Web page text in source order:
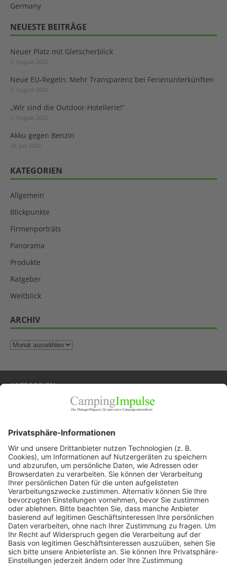
Germany
NEUESTE BEITRÄGE
Neuer Platz mit Gletscherblick
3. August 2026
Neue EU-Regeln: Mehr Transparenz bei Ferienunterkünften
2. August 2026
„Wir sind die Outdoor-Hotellerie!“
1. August 2026
Akku gegen Benzin
29. Juli 2026
KATEGORIEN
Allgemein
Blickpunkte
Firmenporträts
Panorama
Produkte
Ratgeber
Weitblick
ARCHIV
KATEGORIEN
Firmenporträts
Panorama
Produkte
Ratgeber
Weitblick
WEITERES AUS DEM VERLAG